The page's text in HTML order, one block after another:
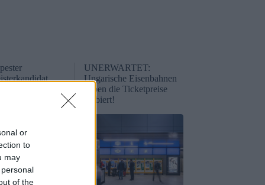
or
to
may
of the
UNERWARTET:
Ungarische Eisenbahnen
haben die Ticketpreise
halbiert!